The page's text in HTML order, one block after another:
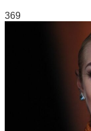
369